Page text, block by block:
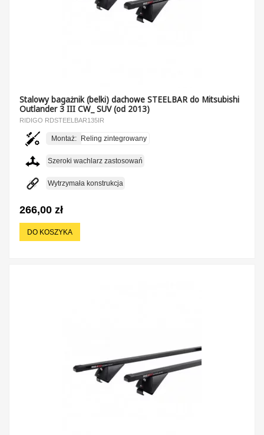
Stalowy bagażnik (belki) dachowe STEELBAR do Mitsubishi
Outlander 3 III CW_ SUV (od 2013)
RIDIGO RDSTEELBAR135IR
Montaż: Reling zintegrowany
Szeroki wachlarz zastosowań
Wytrzymała konstrukcja
266,00 zł
DO KOSZYKA